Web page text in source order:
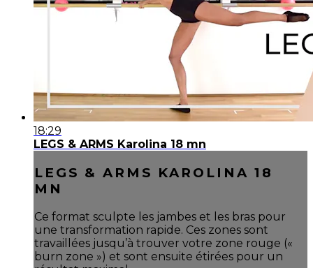
18:29
LEGS & ARMS Karolina 18 mn
LEGS & ARMS KAROLINA 18
MN
Ce format sculpte les jambes et les bras pour
une transformation rapide. Ces zones sont
travaillées jusqu’à trouver votre zone rouge («
burn zone ») et sont ensuite étirées pour un